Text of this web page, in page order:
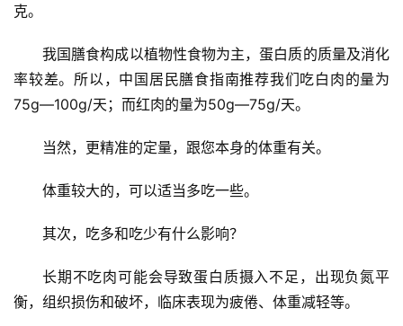
克。
我国膳食构成以植物性食物为主，蛋白质的质量及消化
率较差。所以，中国居民膳食指南推荐我们吃白肉的量为
75g—100g/天；而红肉的量为50g—75g/天。
当然，更精准的定量，跟您本身的体重有关。
体重较大的，可以适当多吃一些。
其次，吃多和吃少有什么影响？
长期不吃肉可能会导致蛋白质摄入不足，出现负氮平
衡，组织损伤和破坏，临床表现为疲倦、体重减轻等。